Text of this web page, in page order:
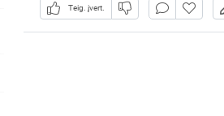
Teig. įvert.